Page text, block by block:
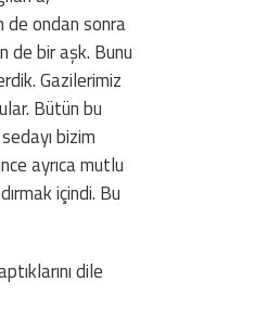
de ondan sonra
de bir aşk. Bunu
Gazilerimiz
Bütün bu
bizim
ayrıca mutlu
içindi. Bu
dile